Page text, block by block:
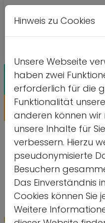
Hinweis zu Cookies
Unsere Webseite
haben zwei
erforderlich für die
Funktionalität
anderen können wir
unsere Inhalte für
verbessern. Hierzu
pseudonymisierte
Besuchern
Das Einverständnis
Cookies können Sie
Weitere